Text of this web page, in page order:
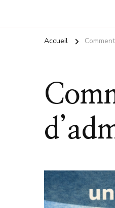
Accueil